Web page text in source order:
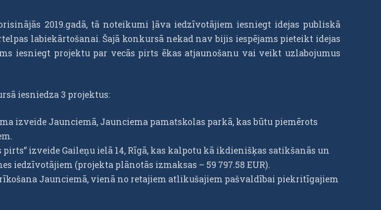
2019.gadā, tā noteikumi ļāva iedzīvotājiem iesniegt idejas publiskā
labiekārtošanai. Šajā konkursā nekad nav bijis iespējams pieteikt idejas
iesniegt projektu par vecās pirts ēkas atjaunošanu vai veikt uzlabojumus
iesniedza 3 projektus:
izveide Jaunciemā, Jaunciema pamatskolas parkā, kas būtu piemērots
izveide Gaileņu ielā 14, Rīgā, kas kalpotu kā ikdienišķas satikšanās un
iedzīvotājiem (projekta plānotās izmaksas – 59 797.58 EUR).
Jaunciemā, vienā no retajiem atlikušajiem pašvaldībai piekritīgajiem